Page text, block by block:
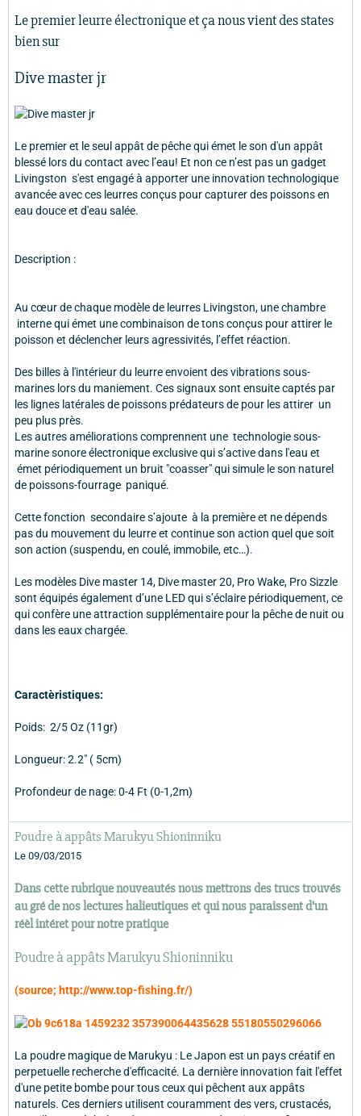
Le premier leurre électronique et ça nous vient des states
bien sur
Dive master jr
Le premier et le seul appât de pêche qui émet le son d'un appât
blessé lors du contact avec l’eau! Et non ce n’est pas un gadget
Livingston s'est engagé à apporter une innovation technologique
avancée avec ces leurres conçus pour capturer des poissons en
eau douce et d'eau salée.
Description :
Au cœur de chaque modèle de leurres Livingston, une chambre
interne qui émet une combinaison de tons conçus pour attirer le
poisson et déclencher leurs agressivités, l’effet réaction.
Des billes à l'intérieur du leurre envoient des vibrations sous-
marines lors du maniement. Ces signaux sont ensuite captés par
les lignes latérales de poissons prédateurs de pour les attirer un
peu plus près.
Les autres améliorations comprennent une technologie sous-
marine sonore électronique exclusive qui s’active dans l'eau et
émet périodiquement un bruit "coasser" qui simule le son naturel
de poissons-fourrage paniqué.
Cette fonction secondaire s’ajoute à la première et ne dépends
pas du mouvement du leurre et continue son action quel que soit
son action (suspendu, en coulé, immobile, etc…).
Les modèles Dive master 14, Dive master 20, Pro Wake, Pro Sizzle
sont équipés également d’une LED qui s’éclaire périodiquement, ce
qui confère une attraction supplémentaire pour la pêche de nuit ou
dans les eaux chargée.
Caractèristiques:
Poids: 2/5 Oz (11gr)
Longueur: 2.2" ( 5cm)
Profondeur de nage: 0-4 Ft (0-1,2m)
Poudre à appâts Marukyu Shioninniku
Le 09/03/2015
Dans cette rubrique nouveautés nous mettrons des trucs trouvés
au gré de nos lectures halieutiques et qui nous paraissent d'un
réèl intéret pour notre pratique
Poudre à appâts Marukyu Shioninniku
(source; http://www.top-fishing.fr/)
La poudre magique de Marukyu : Le Japon est un pays créatif en
perpetuelle recherche d'efficacité. La dernière innovation fait l'effet
d'une petite bombe pour tous ceux qui pêchent aux appâts
naturels. Ces derniers utilisent couramment des vers, crustacés,